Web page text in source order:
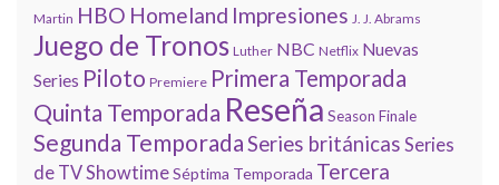
Martin HBO Homeland Impresiones J. J. Abrams
Juego de Tronos Luther NBC Netflix Nuevas
Series Piloto Premiere Primera Temporada
Quinta Temporada Reseña Season Finale
Segunda TemporadaSeries británicas Series
de TVShowtimeSéptima Temporada Tercera